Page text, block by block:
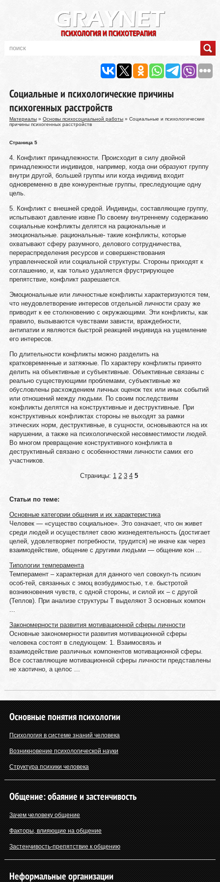
Социальные и психологические причины
психогенных расстройств
Материалы» Основы психосоциальной работы» Социальные и психологические
причины психогенных расстройств
Страница 5
4. Конфликт принадлежности. Происходит в силу двойной
принадлежности индивидов, например, когда они образуют группу
внутри другой, большей группы или когда индивид входит
одновременно в две конкурентные группы, преследующие одну
цель.
5. Конфликт с внешней средой. Индивиды, составляющие группу,
испытывают давление извне По своему внутреннему содержанию
социальные конфликты делятся на рациональные и
эмоциональные. рациональные- такие конфликты, которые
охватывают сферу разумного, делового сотрудничества,
перераспределения ресурсов и совершенствования
управленческой или социальной структуры. Стороны приходят к
соглашению, и, как только удаляется фрустрирующее
препятствие, конфликт разрешается.
Эмоциональные или личностные конфликты характеризуются тем,
что неудовлетворение интересов отдельной личности сразу же
приводит к ее столкновению с окружающими. Эти конфликты, как
правило, вызываются чувствами зависти, враждебности,
антипатии и являются быстрой реакцией индивида на ущемление
его интересов.
По длительности конфликты можно разделить на
кратковременные и затяжные. По характеру конфликты принято
делить на объективные и субъективные. Объективные связаны с
реально существующими проблемами, субъективные же
обусловлены расхождением личных оценок тех или иных событий
или отношений между людьми. По своим последствиям
конфликты делятся на конструктивные и деструктивные. При
конструктивных конфликтах стороны не выходят за рамки
этических норм, деструктивные, в сущности, основываются на их
нарушении, а также на психологической несовместимости людей.
Во многом превращение конструктивного конфликта в
деструктивный связано с особенностями личности самих его
участников.
Страницы: 1 2 3 4 5
Статьи по теме:
Основные категории общения и их характеристика
Человек — «существо социальное». Это означает, что он живет
среди людей и осуществляет свою жизнедеятельность (достигает
целей, удовлетворяет потребности, трудится) не иначе как через
взаимодействие, общение с другими людьми — общение кон ...
Типологии темперамента
Темперамент – характерная для данного чел совокуп-ть психич
особ-тей, связанных с эмоц возбудимостью, т.е. быстротой
возникновения чувств, с одной стороны, и силой их – с другой
(Теплов). При анализе структуры Т выделяют 3 основных компон
...
Закономерности развития мотивационной сферы личности
Основные закономерности развития мотивационной сферы
человека состоят в следующем: 1. Взаимосвязь и
взаимодействие различных компонентов мотивационной сферы.
Все составляющие мотивационной сферы личности представлены
не хаотично, а целос ...
Основные понятия психологии
Психология в системе знаний человека
Возникновение психологической науки
Структура психики человека
Общение: обаяние и застенчивость
Зачем человеку общение
Факторы, влияющие на общение
Застенчивость-препятствие к общению
Неформальные организации